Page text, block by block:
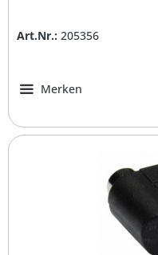
Art.Nr.: 205356
Merken